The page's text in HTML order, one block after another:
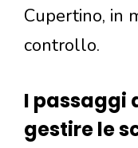
Cupertino, in
controllo.
I passaggi
gestire le